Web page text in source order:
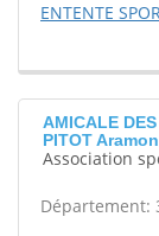
ENTENTE
AMICALE
PITOT Aramon
Association
Département: